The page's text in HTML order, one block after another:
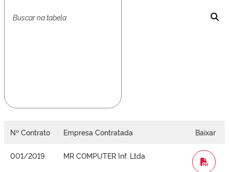
Nº Contrato Empresa Contratada Baixar
001/2019 MR COMPUTER Inf. Ltda
WORD